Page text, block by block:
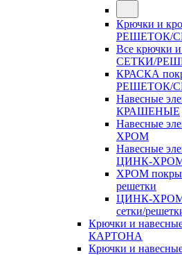
Крючки и
РЕШЕТОК/
Все крючки
СЕТКИ/
КРАСКА
РЕШЕТОК/
Навесные
КРАШЕНЫЕ
Навесные
ХРОМ
Навесные
ЦИНК-
ХРОМ
решетки
ЦИНК-ХРОМ
сетки/
Крючки и
КАРТОНА
Крючки и